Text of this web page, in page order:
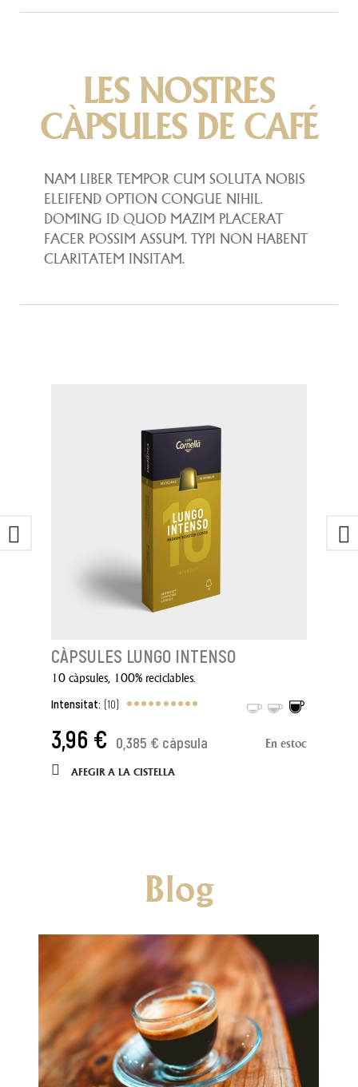
LES NOSTRES
CÀPSULES DE CAFÉ
NAM LIBER TEMPOR CUM SOLUTA NOBIS
ELEIFEND OPTION CONGUE NIHIL.
DOMING ID QUOD MAZIM PLACERAT
FACER POSSIM ASSUM. TYPI NON HABENT
CLARITATEM INSITAM.
CÀPSULES LUNGO INTENSO
10 càpsules, 100% reciclables.
Intensitat: (10)
3,96 € 0,385 € càpsula En estoc
AFEGIR A LA CISTELLA
Blog